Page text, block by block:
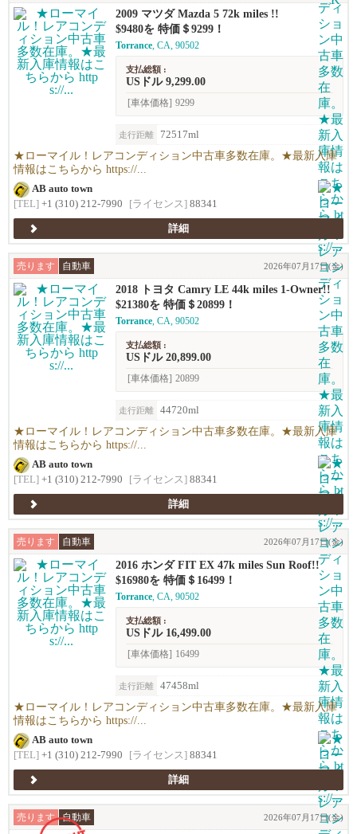
2009 マツダ Mazda 5 72k miles !!
$9480を 特価＄9299！
Torrance, CA, 90502
支払総額 :
USドル 9,299.00
[車体価格] 9299
走行距離 72517ml
★ローマイル！レアコンディション中古車多数在庫。★最新入庫
情報はこちらから https://...
AB auto town
[TEL] +1 (310) 212-7990 [ライセンス] 88341
詳細
売ります 自動車 2026年07月17日(金)
2018 トヨタ Camry LE 44k miles 1-Owner!!
$21380を 特価＄20899！
Torrance, CA, 90502
支払総額 :
USドル 20,899.00
[車体価格] 20899
走行距離 44720ml
★ローマイル！レアコンディション中古車多数在庫。★最新入庫
情報はこちらから https://...
AB auto town
[TEL] +1 (310) 212-7990 [ライセンス] 88341
詳細
売ります 自動車 2026年07月17日(金)
2016 ホンダ FIT EX 47k miles Sun Roof!!
$16980を 特価＄16499！
Torrance, CA, 90502
支払総額 :
USドル 16,499.00
[車体価格] 16499
走行距離 47458ml
★ローマイル！レアコンディション中古車多数在庫。★最新入庫
情報はこちらから https://...
AB auto town
[TEL] +1 (310) 212-7990 [ライセンス] 88341
詳細
売ります 自動車 2026年07月17日(金)